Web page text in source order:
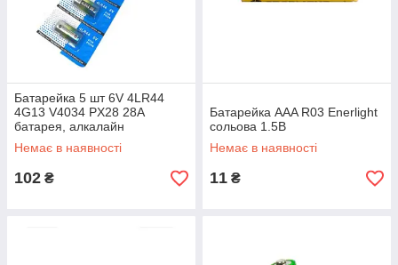
Батарейка 5 шт 6V 4LR44
4G13 V4034 PX28 28A
батарея, алкалайн
Немає в наявності
102 ₴
Батарейка AAA R03 Enerlight
сольова 1.5В
Немає в наявності
11 ₴